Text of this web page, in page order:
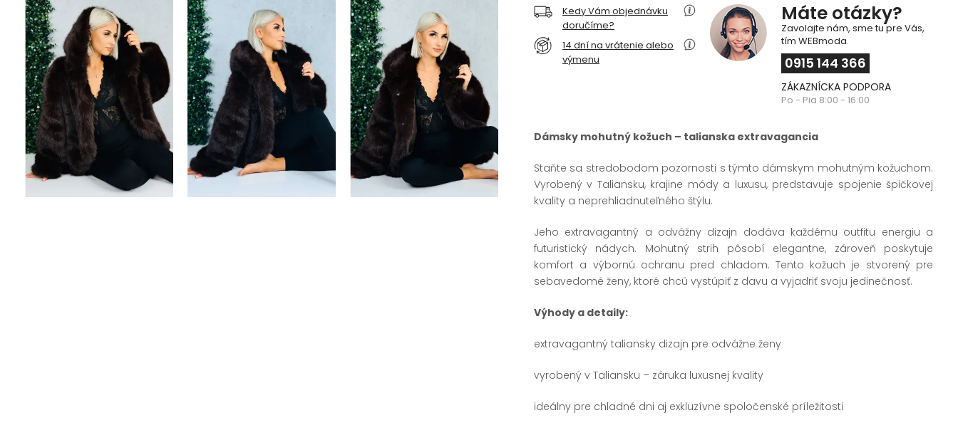
Kedy Vám objednávku
doručíme?
14 dní na vrátenie alebo
výmenu
Máte otázky?
Zavolajte nám, sme tu pre Vás,
tím WEBmoda.
0915 144 366
ZÁKAZNÍCKA PODPORA
Po - Pia 8:00 - 16:00
Dámsky mohutný kožuch – talianska extravagancia
Staňte sa stredobodom pozornosti s týmto dámskym mohutným kožuchom.
Vyrobený v Taliansku, krajine módy a luxusu, predstavuje spojenie špičkovej
kvality a neprehliadnuteľného štýlu.
Jeho extravagantný a odvážny dizajn dodáva každému outfitu energiu a
futuristický nádych. Mohutný strih pôsobí elegantne, zároveň poskytuje
komfort a výbornú ochranu pred chladom. Tento kožuch je stvorený pre
sebavedomé ženy, ktoré chcú vystúpiť z davu a vyjadriť svoju jedinečnosť.
Výhody a detaily:
extravagantný taliansky dizajn pre odvážne ženy
vyrobený v Taliansku – záruka luxusnej kvality
ideálny pre chladné dni aj exkluzívne spoločenské príležitosti